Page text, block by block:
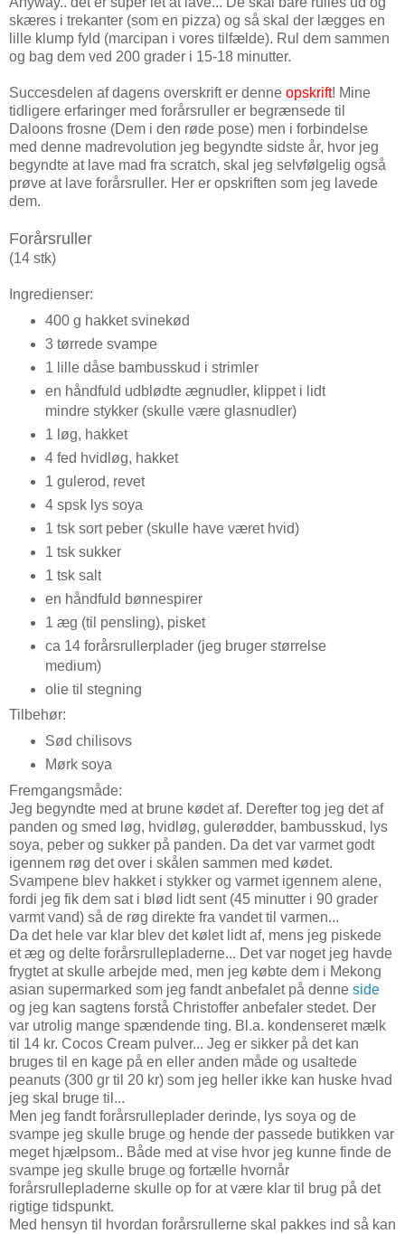
skæres i trekanter (som en pizza) og så skal der lægges en
lille klump fyld (marcipan i vores tilfælde). Rul dem sammen
og bag dem ved 200 grader i 15-18 minutter.
Succesdelen af dagens overskrift er denne opskrift! Mine
tidligere erfaringer med forårsruller er begrænsede til
Daloons frosne (Dem i den røde pose) men i forbindelse
med denne madrevolution jeg begyndte sidste år, hvor jeg
begyndte at lave mad fra scratch, skal jeg selvfølgelig også
prøve at lave forårsruller. Her er opskriften som jeg lavede
dem.
Forårsruller
(14 stk)
Ingredienser:
400 g hakket svinekød
3 tørrede svampe
1 lille dåse bambusskud i strimler
en håndfuld udblødte ægnudler, klippet i lidt
mindre stykker (skulle være glasnudler)
1 løg, hakket
4 fed hvidløg, hakket
1 gulerod, revet
4 spsk lys soya
1 tsk sort peber (skulle have været hvid)
1 tsk sukker
1 tsk salt
en håndfuld bønnespirer
1 æg (til pensling), pisket
ca 14 forårsrullerplader (jeg bruger størrelse
medium)
olie til stegning
Tilbehør:
Sød chilisovs
Mørk soya
Fremgangsmåde:
Jeg begyndte med at brune kødet af. Derefter tog jeg det af
panden og smed løg, hvidløg, gulerødder, bambusskud, lys
soya, peber og sukker på panden. Da det var varmet godt
igennem røg det over i skålen sammen med kødet.
Svampene blev hakket i stykker og varmet igennem alene,
fordi jeg fik dem sat i blød lidt sent (45 minutter i 90 grader
varmt vand) så de røg direkte fra vandet til varmen...
Da det hele var klar blev det kølet lidt af, mens jeg piskede
et æg og delte forårsrullepladerne... Det var noget jeg havde
frygtet at skulle arbejde med, men jeg købte dem i Mekong
asian supermarked som jeg fandt anbefalet på denne side
og jeg kan sagtens forstå Christoffer anbefaler stedet. Der
var utrolig mange spændende ting. Bl.a. kondenseret mælk
til 14 kr. Cocos Cream pulver... Jeg er sikker på det kan
bruges til en kage på en eller anden måde og usaltede
peanuts (300 gr til 20 kr) som jeg heller ikke kan huske hvad
jeg skal bruge til...
Men jeg fandt forårsrulleplader derinde, lys soya og de
svampe jeg skulle bruge og hende der passede butikken var
meget hjælpsom.. Både med at vise hvor jeg kunne finde de
svampe jeg skulle bruge og fortælle hvornår
forårsrullepladerne skulle op for at være klar til brug på det
rigtige tidspunkt.
Med hensyn til hvordan forårsrullerne skal pakkes ind så kan